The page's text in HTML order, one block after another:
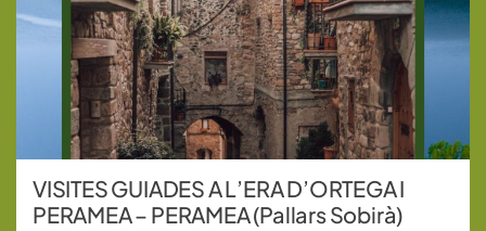
VISITES GUIADES A L’ERA D’ORTEGA I
PERAMEA – PERAMEA (Pallars Sobirà)